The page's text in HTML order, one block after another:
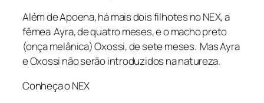
Além de Apoena, há mais dois filhotes no NEX, a
fêmea Ayra, de quatro meses, e o macho preto
(onça melânica) Oxossi, de sete meses. Mas Ayra
e Oxossi não serão introduzidos na natureza.
Conheça o NEX